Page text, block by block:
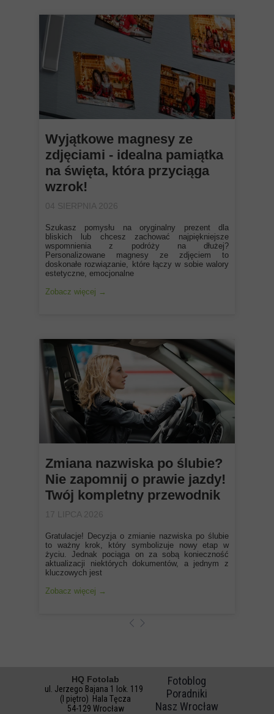
Wyjątkowe magnesy ze
zdjęciami - idealna pamiątka
na święta, która przyciąga
wzrok!
04 SIERPNIA 2026
Szukasz pomysłu na oryginalny prezent dla
bliskich lub chcesz zachować najpiękniejsze
wspomnienia z podróży na dłużej?
Personalizowane magnesy ze zdjęciem to
doskonałe rozwiązanie, które łączy w sobie walory
estetyczne, emocjonalne
Zobacz więcej →
Zmiana nazwiska po ślubie?
Nie zapomnij o prawie jazdy!
Twój kompletny przewodnik
17 LIPCA 2026
Gratulacje! Decyzja o zmianie nazwiska po ślubie
to ważny krok, który symbolizuje nowy etap w
życiu. Jednak pociąga on za sobą konieczność
aktualizacji niektórych dokumentów, a jednym z
kluczowych jest
Zobacz więcej →
HQ Fotolab
ul. Jerzego Bajana 1 lok. 119
(I piętro) Hala Tęcza
54-129 Wrocław
Fotoblog
Poradniki
Nasz Wrocław